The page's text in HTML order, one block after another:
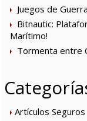
Juegos de
Bitnautic:
Marítimo!
Tormenta entre
Artículos Seguros